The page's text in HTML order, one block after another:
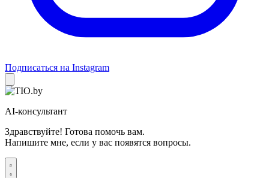
Подписаться на Instagram
AI-консультант
Здравствуйте! Готова помочь вам.
Напишите мне, если у вас появятся вопросы.